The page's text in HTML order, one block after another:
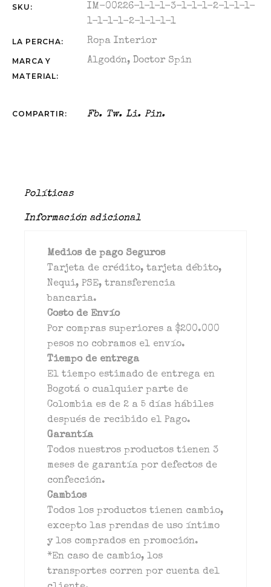
SKU:
IM-00226-1-1-1-3-1-1-1-2-1-1-1-
1-1-1-1-2-1-1-1-1
LA PERCHA: Ropa Interior
MARCA Y
MATERIAL:
Algodón,Doctor Spin
COMPARTIR: Fb. Tw. Li. Pin.
Políticas
Información adicional
Medios de pago Seguros
Tarjeta de crédito, tarjeta débito,
Nequi, PSE, transferencia
bancaria.
Costo de Envío
Por compras superiores a $200.000
pesos no cobramos el envío.
Tiempo de entrega
El tiempo estimado de entrega en
Bogotá o cualquier parte de
Colombia es de 2 a 5 días hábiles
después de recibido el Pago.
Garantía
Todos nuestros productos tienen 3
meses de garantía por defectos de
confección.
Cambios
Todos los productos tienen cambio,
excepto las prendas de uso íntimo
y los comprados en promoción.
*En caso de cambio, los
transportes corren por cuenta del